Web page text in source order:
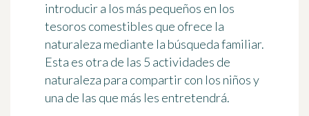
introducir a los más pequeños en los
tesoros comestibles que ofrece la
naturaleza mediante la búsqueda familiar.
Esta es otra de las 5 actividades de
naturaleza para compartir con los niños y
una de las que más les entretendrá.